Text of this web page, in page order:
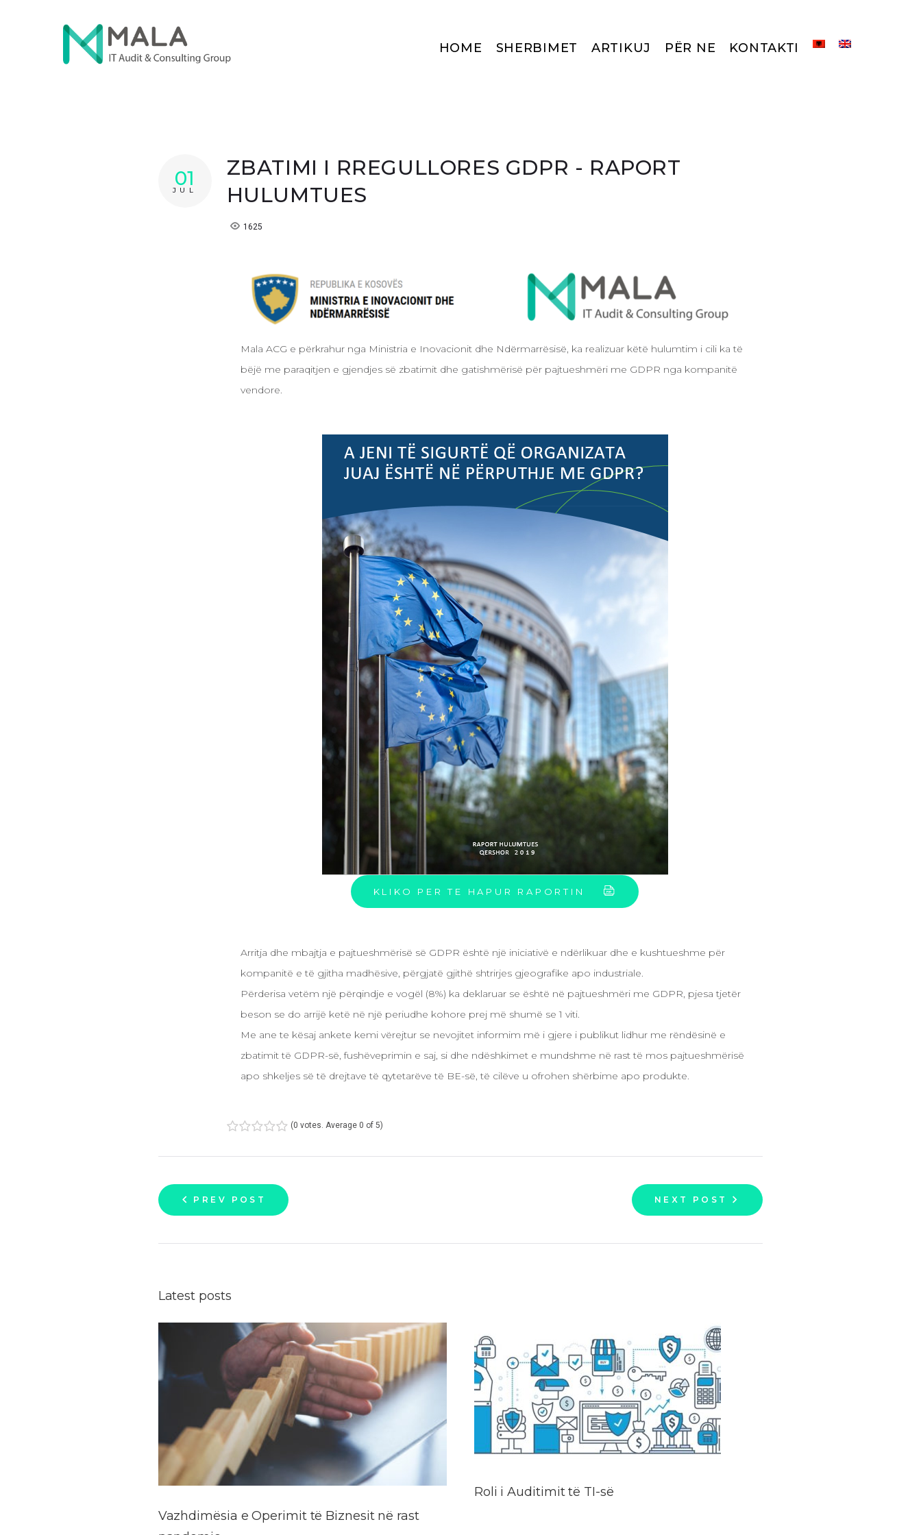
HOME SHERBIMET ARTIKUJ PËR NE KONTAKTI
01
JUL
ZBATIMI I RREGULLORES GDPR - RAPORT
HULUMTUES
1625
Mala ACG e përkrahur nga Ministria e Inovacionit dhe Ndërmarrësisë, ka realizuar këtë hulumtim i cili ka të
bëjë me paraqitjen e gjendjes së zbatimit dhe gatishmërisë për pajtueshmëri me GDPR nga kompanitë
vendore.
KLIKO PER TE HAPUR RAPORTIN
Arritja dhe mbajtja e pajtueshmërisë së GDPR është një iniciativë e ndërlikuar dhe e kushtueshme për
kompanitë e të gjitha madhësive, përgjatë gjithë shtrirjes gjeografike apo industriale.
Përderisa vetëm një përqindje e vogël (8%) ka deklaruar se është në pajtueshmëri me GDPR, pjesa tjetër
beson se do arrijë ketë në një periudhe kohore prej më shumë se 1 viti.
Me ane te kësaj ankete kemi vërejtur se nevojitet informim më i gjere i publikut lidhur me rëndësinë e
zbatimit të GDPR-së, fushëveprimin e saj, si dhe ndëshkimet e mundshme në rast të mos pajtueshmërisë
apo shkeljes së të drejtave të qytetarëve të BE-së, të cilëve u ofrohen shërbime apo produkte.
(0 votes. Average 0 of 5)
PREV POST NEXT POST
Latest posts
Vazhdimësia e Operimit të Biznesit në rast
Roli i Auditimit të TI-së